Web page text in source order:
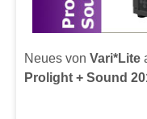
Neues von Vari*Lite
Prolight + Sound